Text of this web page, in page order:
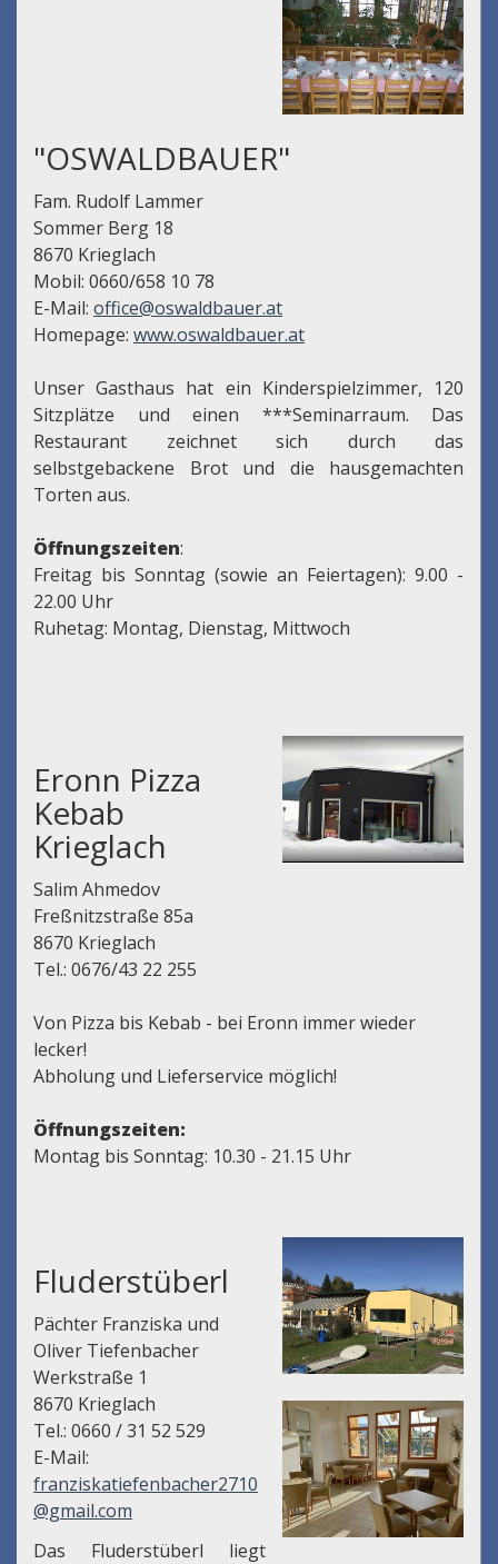
"OSWALDBAUER"
Fam. Rudolf Lammer
Sommer Berg 18
8670 Krieglach
Mobil: 0660/658 10 78
E-Mail: office@oswaldbauer.at
Homepage: www.oswaldbauer.at
Unser Gasthaus hat ein Kinderspielzimmer, 120
Sitzplätze und einen ***Seminarraum. Das
Restaurant zeichnet sich durch das
selbstgebackene Brot und die hausgemachten
Torten aus.
Öffnungszeiten:
Freitag bis Sonntag (sowie an Feiertagen): 9.00 -
22.00 Uhr
Ruhetag: Montag, Dienstag, Mittwoch
Eronn Pizza
Kebab
Krieglach
Salim Ahmedov
Freßnitzstraße 85a
8670 Krieglach
Tel.: 0676/43 22 255
Von Pizza bis Kebab - bei Eronn immer wieder
lecker!
Abholung und Lieferservice möglich!
Öffnungszeiten:
Montag bis Sonntag: 10.30 - 21.15 Uhr
Fluderstüberl
Pächter Franziska und
Oliver Tiefenbacher
Werkstraße 1
8670 Krieglach
Tel.: 0660 / 31 52 529
E-Mail:
franziskatiefenbacher2710
@gmail.com
Das Fluderstüberl liegt